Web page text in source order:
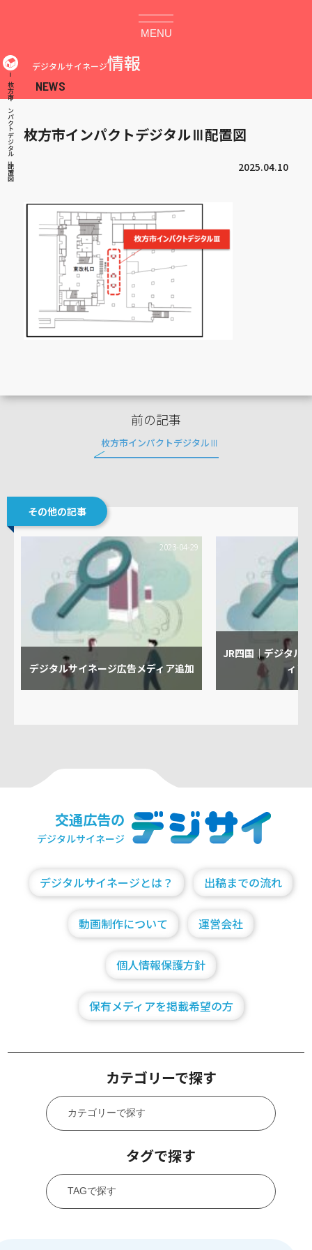
MENU
枚方市インパクトデジタルⅢ配置図
デジタルサイネージ情報
枚方市インパクトデジタルⅢ配置図
2025.04.10
前の記事
枚方市インパクトデジタルⅢ
その他の記事
デジタルサイネージ広告メディア追加
2023-04-29
JR四国｜デジタル
ィア
交通広告の
デジタルサイネージ
デジタルサイネージとは？ 出稿までの流れ
動画制作について 運営会社
個人情報保護方針
保有メディアを掲載希望の方
カテゴリーで探す
タグで探す